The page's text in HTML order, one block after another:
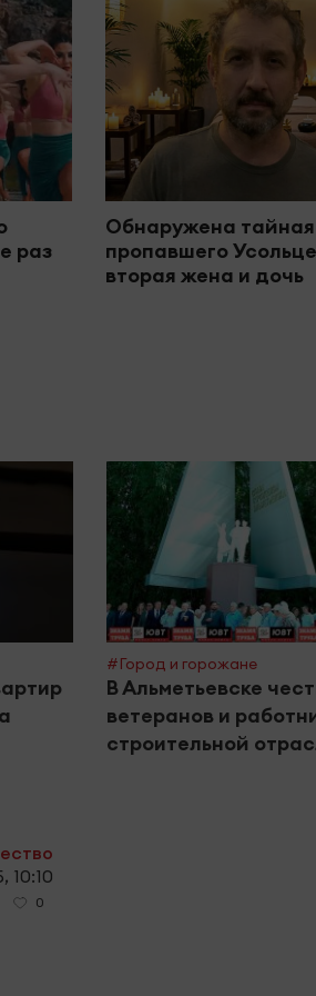
раз
Обнаружена тайная
пропавшего
вторая жена и дочь
#Город и горожане
В Альметьевске
ветеранов и
строительной
10:10
0